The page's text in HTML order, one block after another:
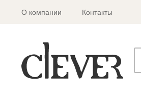
О компании Контакты